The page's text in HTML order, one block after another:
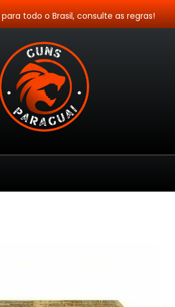
Blindado
para todo o Brasil, consulte as regras!